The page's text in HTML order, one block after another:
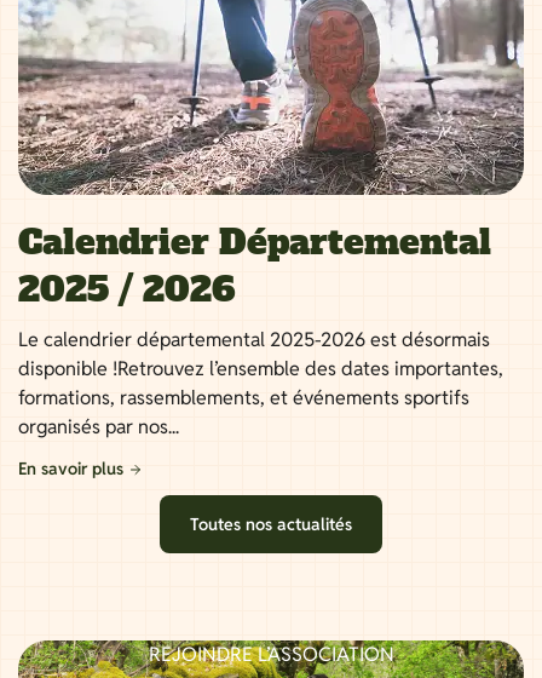
Calendrier Départemental
2025 / 2026
Le calendrier départemental 2025-2026 est désormais
disponible !Retrouvez l’ensemble des dates importantes,
formations, rassemblements, et événements sportifs
organisés par nos...
En savoir plus
Toutes nos actualités
REJOINDRE L’ASSOCIATION